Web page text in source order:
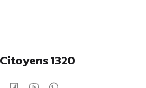
Citoyens 1320